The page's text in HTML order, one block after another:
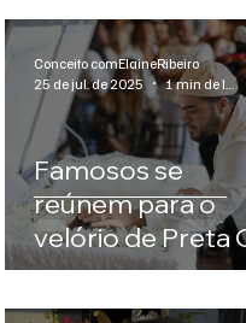
Famosos se
reúnem para o
velório de Preta
no Rio; veja
Conceito comElaineRibeiro
25 de jul. de 2025